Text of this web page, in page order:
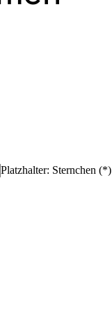
Platzhalter: Sternchen (*)